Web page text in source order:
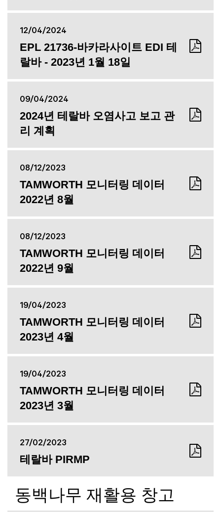
12/04/2024
EPL 21736-바카라사이트 EDI 테
랄바 - 2023년 1월 18일
09/04/2024
2024년 테랄바 오염사고 보고 관
리 계획
08/12/2023
TAMWORTH 모니터링 데이터
2022년 8월
08/12/2023
TAMWORTH 모니터링 데이터
2022년 9월
19/04/2023
TAMWORTH 모니터링 데이터
2023년 4월
19/04/2023
TAMWORTH 모니터링 데이터
2023년 3월
27/02/2023
테랄바 PIRMP
동백나무 재활용 창고